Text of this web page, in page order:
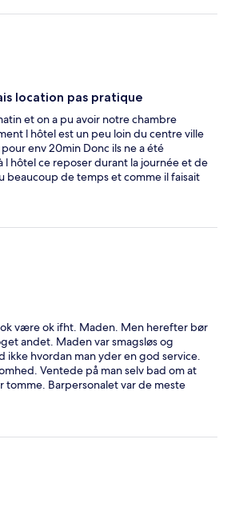
la route donc bruyant et musique de
La femme de ménage rince son
piscine pour laver les transats... Seul
de la plage.
location pas pratique
et on a pu avoir notre chambre
l hôtel est un peu loin du centre ville
env 20min Donc ils ne a été
l hôtel ce reposer durant la journée et de
beaucoup de temps et comme il faisait
agréable
være ok ifht. Maden. Men herefter bør
andet. Maden var smagsløs og
ikke hvordan man yder en god service.
Ventede på man selv bad om at
tomme. Barpersonalet var de meste
ikke sans for at lave drinks. De var så
Poolen var god og ren. Ofte